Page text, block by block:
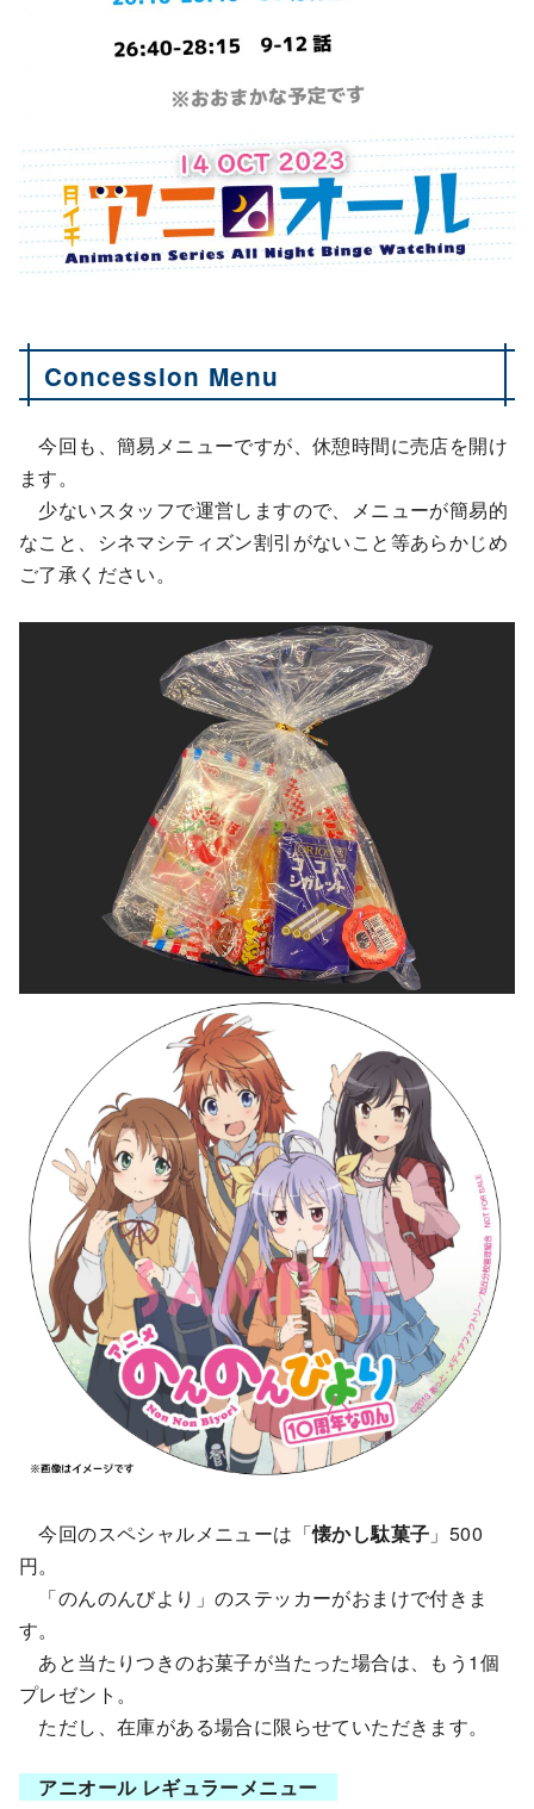
Concession Menu
今回も、簡易メニューですが、休憩時間に売店を開け
ます。
少ないスタッフで運営しますので、メニューが簡易的
なこと、シネマシティズン割引がないこと等あらかじめ
ご了承ください。
今回のスペシャルメニューは「懐かし駄菓子 」500
円。
「のんのんびより」のステッカーがおまけで付きま
す。
あと当たりつきのお菓子が当たった場合は、もう1個
プレゼント。
ただし、在庫がある場合に限らせていただきます。
アニオール レギュラーメニュー